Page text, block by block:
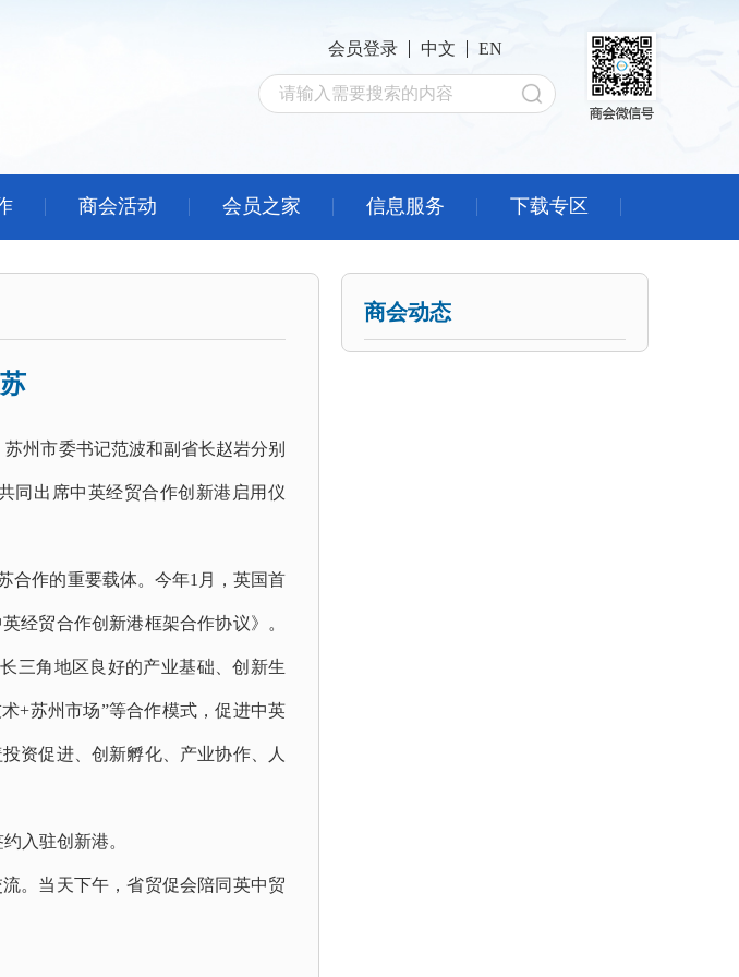
会员登录 中文 EN
商会活动 会员之家 信息服务 下载专区
州市委书记范波和副省长赵岩分别
同出席中英经贸合作创新港启用仪
作的重要载体。今年1月，英国首
经贸合作创新港框架合作协议》。
三角地区良好的产业基础、创新生
+苏州市场”等合作模式，促进中英
资促进、创新孵化、产业协作、人
入驻创新港。
。当天下午，省贸促会陪同英中贸
商会动态